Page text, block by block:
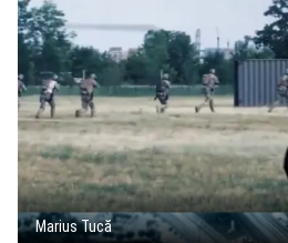
Marius Tucă